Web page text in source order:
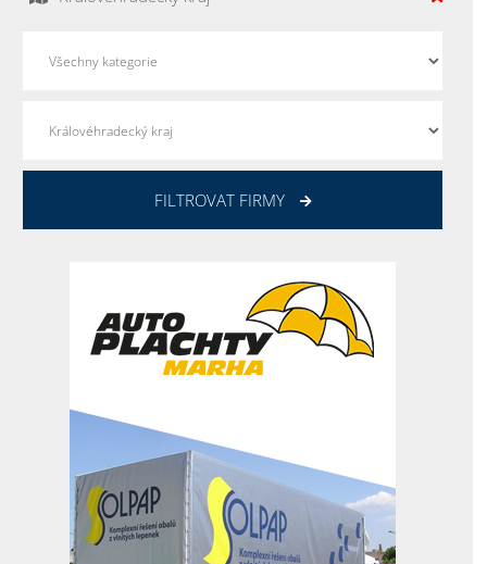
FILTROVAT FIRMY